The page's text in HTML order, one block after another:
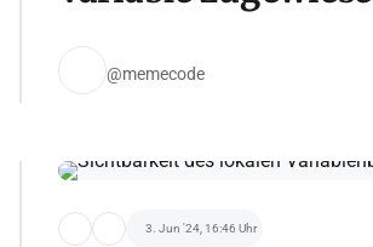
@memecode
3. Jun '24, 16:46 Uhr